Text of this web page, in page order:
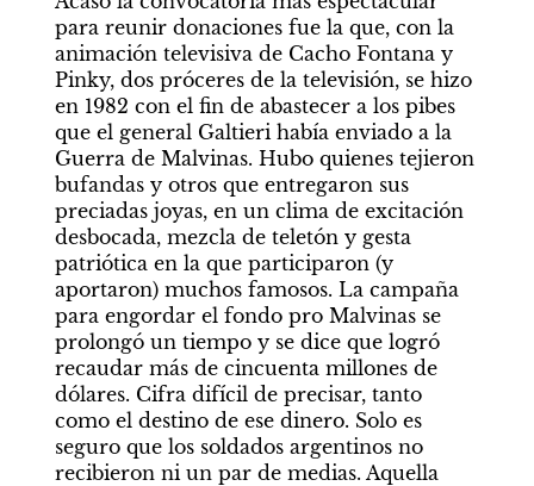
para reunir donaciones fue la que, con la
animación televisiva de Cacho Fontana y
Pinky, dos próceres de la televisión, se hizo
en 1982 con el fin de abastecer a los pibes
que el general Galtieri había enviado a la
Guerra de Malvinas. Hubo quienes tejieron
bufandas y otros que entregaron sus
preciadas joyas, en un clima de excitación
desbocada, mezcla de teletón y gesta
patriótica en la que participaron (y
aportaron) muchos famosos. La campaña
para engordar el fondo pro Malvinas se
prolongó un tiempo y se dice que logró
recaudar más de cincuenta millones de
dólares. Cifra difícil de precisar, tanto
como el destino de ese dinero. Solo es
seguro que los soldados argentinos no
recibieron ni un par de medias. Aquella